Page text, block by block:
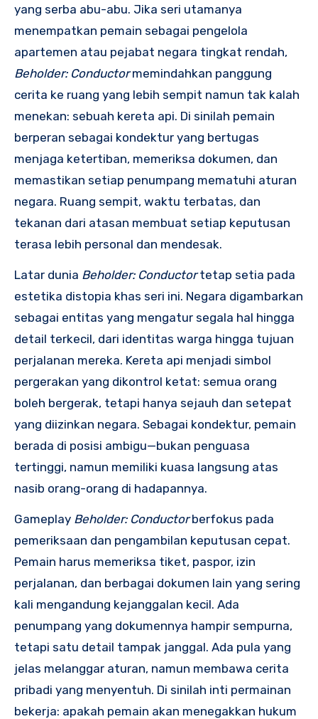
yang serba abu-abu. Jika seri utamanya
menempatkan pemain sebagai pengelola
apartemen atau pejabat negara tingkat rendah,
Beholder: Conductormemindahkan panggung
cerita ke ruang yang lebih sempit namun tak kalah
menekan: sebuah kereta api. Di sinilah pemain
berperan sebagai kondektur yang bertugas
menjaga ketertiban, memeriksa dokumen, dan
memastikan setiap penumpang mematuhi aturan
negara. Ruang sempit, waktu terbatas, dan
tekanan dari atasan membuat setiap keputusan
terasa lebih personal dan mendesak.
Latar dunia Beholder: Conductortetap setia pada
estetika distopia khas seri ini. Negara digambarkan
sebagai entitas yang mengatur segala hal hingga
detail terkecil, dari identitas warga hingga tujuan
perjalanan mereka. Kereta api menjadi simbol
pergerakan yang dikontrol ketat: semua orang
boleh bergerak, tetapi hanya sejauh dan setepat
yang diizinkan negara. Sebagai kondektur, pemain
berada di posisi ambigu—bukan penguasa
tertinggi, namun memiliki kuasa langsung atas
nasib orang-orang di hadapannya.
Gameplay Beholder: Conductorberfokus pada
pemeriksaan dan pengambilan keputusan cepat.
Pemain harus memeriksa tiket, paspor, izin
perjalanan, dan berbagai dokumen lain yang sering
kali mengandung kejanggalan kecil. Ada
penumpang yang dokumennya hampir sempurna,
tetapi satu detail tampak janggal. Ada pula yang
jelas melanggar aturan, namun membawa cerita
pribadi yang menyentuh. Di sinilah inti permainan
bekerja: apakah pemain akan menegakkan hukum